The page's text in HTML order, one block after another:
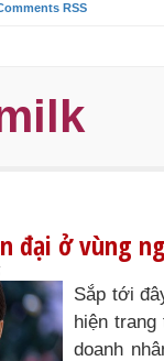
RSS
đại ở vùng
Sắp tới
hiện
doanh